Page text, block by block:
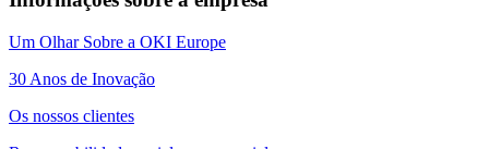
Um Olhar Sobre a OKI Europe
30 Anos de Inovação
Os nossos clientes